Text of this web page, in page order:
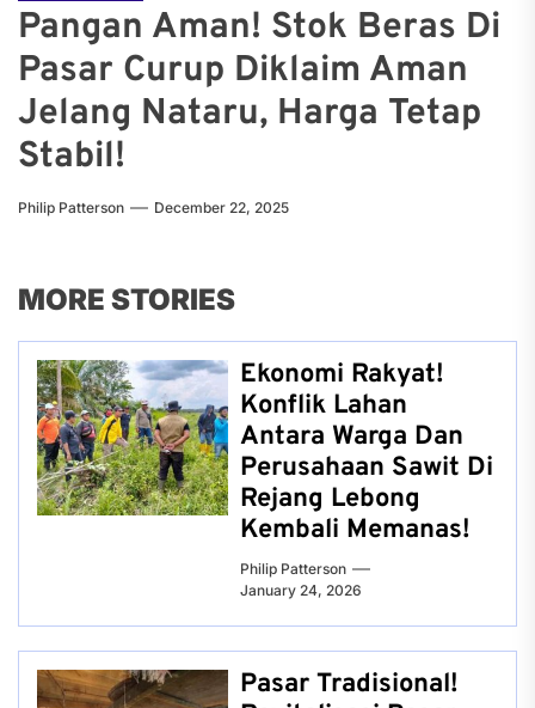
Pangan Aman! Stok Beras Di
Pasar Curup Diklaim Aman
Jelang Nataru, Harga Tetap
Stabil!
Philip Patterson December 22, 2025
MORE STORIES
Ekonomi Rakyat!
Konflik Lahan
Antara Warga Dan
Perusahaan Sawit Di
Rejang Lebong
Kembali Memanas!
Philip Patterson
January 24, 2026
Pasar Tradisional!